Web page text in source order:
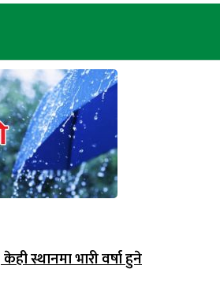
स्थानमा भारी वर्षा हुने